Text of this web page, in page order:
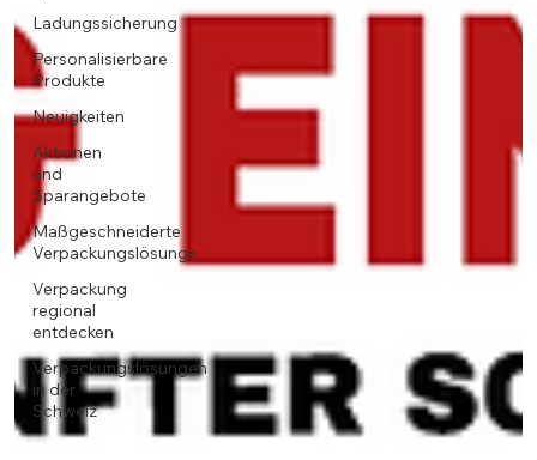
Ladungssicherung
Personalisierbare
Produkte
Neuigkeiten
Aktionen
und
Sparangebote
Maßgeschneiderte
Verpackungslösunge
Verpackung
regional
entdecken
Verpackungslösungen
in der
Schweiz